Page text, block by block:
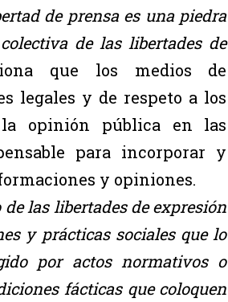
de prensa es una piedra
de las libertades de
que los medios de
legales y de respeto a los
opinión pública en las
para incorporar y
y opiniones.
las libertades de expresión
y prácticas sociales que lo
por actos normativos o
fácticas que coloquen